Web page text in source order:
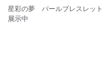
星彩の夢 パールブレスレット
展示中